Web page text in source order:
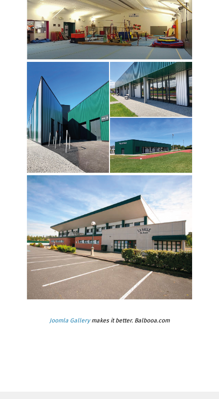
Joomla Gallerymakes it better. Balbooa.com